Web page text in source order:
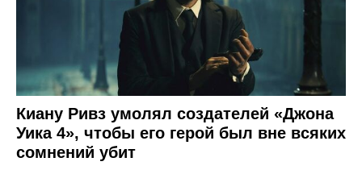
Киану Ривз умолял создателей «Джона
Уика 4», чтобы его герой был вне всяких
сомнений убит